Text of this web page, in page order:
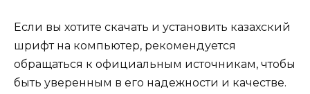
Если вы хотите скачать и установить казахский
шрифт на компьютер, рекомендуется
обращаться к официальным источникам, чтобы
быть уверенным в его надежности и качестве.